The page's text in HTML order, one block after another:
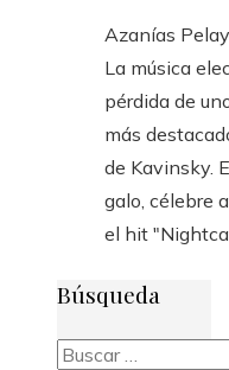
Azanías
La música
pérdida de
más
de Kavinsky.
galo, célebre
el hit
Búsqueda
Buscar: